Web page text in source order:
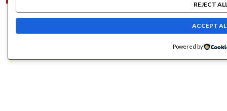
REJECT
ACCEPT
Powered by